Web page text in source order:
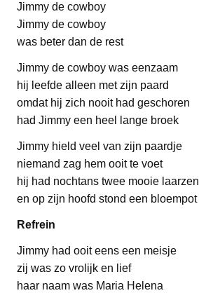
Jimmy de cowboy
Jimmy de cowboy
was beter dan de rest
Jimmy de cowboy was eenzaam
hij leefde alleen met zijn paard
omdat hij zich nooit had geschoren
had Jimmy een heel lange broek
Jimmy hield veel van zijn paardje
niemand zag hem ooit te voet
hij had nochtans twee mooie laarzen
en op zijn hoofd stond een bloempot
Refrein
Jimmy had ooit eens een meisje
zij was zo vrolijk en lief
haar naam was Maria Helena